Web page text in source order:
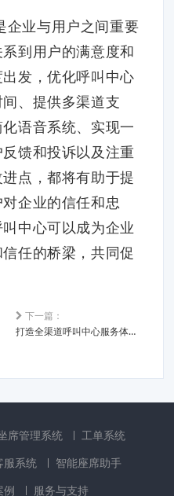
企业与用户之间重要
到用户的满意度和
发，优化呼叫中心
、提供多渠道支
语音系统、实现一
馈和投诉以及注重
点，都将有助于提
企业的信任和忠
中心可以成为企业
任的桥梁，共同促
下一篇：
打造全渠道呼叫中心服务体系，实现客户全方位体验
席管理系统
工单系统
服系统
智能座席助手
例 服务与支持